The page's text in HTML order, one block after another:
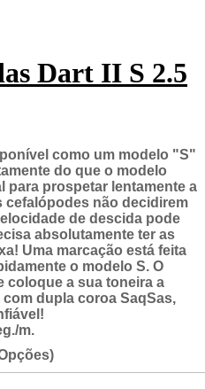
Dart II S 2.5
como um modelo "S"
do que o modelo
para prospetar lentamente a
cefalópodes não decidirem
de descida pode
absolutamente ter as
Uma marcação está feita
o modelo S. O
coloque a sua toneira a
dupla coroa SaqSas,
m.